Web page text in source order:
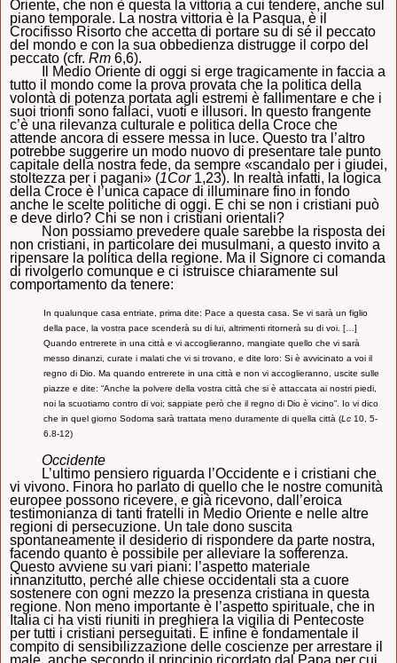
Oriente, che non è questa la vittoria a cui tendere, anche sul
piano temporale. La nostra vittoria è la Pasqua, è il
Crocifisso Risorto che accetta di portare su di sé il peccato
del mondo e con la sua obbedienza distrugge il corpo del
peccato (cfr. Rm 6,6).
Il Medio Oriente di oggi si erge tragicamente in faccia a
tutto il mondo come la prova provata che la politica della
volontà di potenza portata agli estremi è fallimentare e che i
suoi trionfi sono fallaci, vuoti e illusori. In questo frangente
c’è una rilevanza culturale e politica della Croce che
attende ancora di essere messa in luce. Questo tra l’altro
potrebbe suggerire un modo nuovo di presentare tale punto
capitale della nostra fede, da sempre «scandalo per i giudei,
stoltezza per i pagani» (1Cor 1,23). In realtà infatti, la logica
della Croce è l’unica capace di illuminare fino in fondo
anche le scelte politiche di oggi. E chi se non i cristiani può
e deve dirlo? Chi se non i cristiani orientali?
Non possiamo prevedere quale sarebbe la risposta dei
non cristiani, in particolare dei musulmani, a questo invito a
ripensare la politica della regione. Ma il Signore ci comanda
di rivolgerlo comunque e ci istruisce chiaramente sul
comportamento da tenere:
In qualunque casa entriate, prima dite: Pace a questa casa. Se vi sarà un figlio
della pace, la vostra pace scenderà su di lui, altrimenti ritornerà su di voi. […]
Quando entrerete in una città e vi accoglieranno, mangiate quello che vi sarà
messo dinanzi, curate i malati che vi si trovano, e dite loro: Si è avvicinato a voi il
regno di Dio. Ma quando entrerete in una città e non vi accoglieranno, uscite sulle
piazze e dite: “Anche la polvere della vostra città che si è attaccata ai nostri piedi,
noi la scuotiamo contro di voi; sappiate però che il regno di Dio è vicino”. Io vi dico
che in quel giorno Sodoma sarà trattata meno duramente di quella città (Lc 10, 5-
6.8-12)
Occidente
L’ultimo pensiero riguarda l’Occidente e i cristiani che
vi vivono. Finora ho parlato di quello che le nostre comunità
europee possono ricevere, e già ricevono, dall’eroica
testimonianza di tanti fratelli in Medio Oriente e nelle altre
regioni di persecuzione. Un tale dono suscita
spontaneamente il desiderio di rispondere da parte nostra,
facendo quanto è possibile per alleviare la sofferenza.
Questo avviene su vari piani: l’aspetto materiale
innanzitutto, perché alle chiese occidentali sta a cuore
sostenere con ogni mezzo la presenza cristiana in questa
regione. Non meno importante è l’aspetto spirituale, che in
Italia ci ha visti riuniti in preghiera la vigilia di Pentecoste
per tutti i cristiani perseguitati. E infine è fondamentale il
compito di sensibilizzazione delle coscienze per arrestare il
male, anche secondo il principio ricordato dal Papa per cui